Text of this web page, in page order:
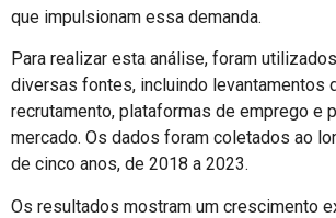
que impulsionam essa demanda.
Para realizar esta análise, foram
diversas fontes, incluindo levantamentos
recrutamento, plataformas de emprego e
mercado. Os dados foram coletados ao
de cinco anos, de 2018 a 2023.
Os resultados mostram um crescimento